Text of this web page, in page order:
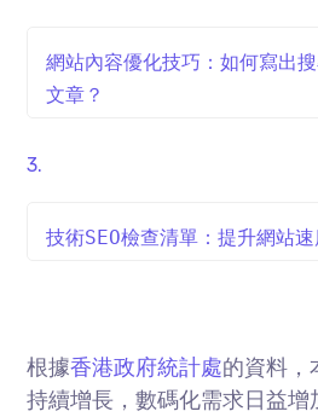
網站內容優化技巧：如何寫出
文章？
技術SEO檢查清單：提升網站
根據香港政府統計處的資料，
持續增長，數碼化需求日益增